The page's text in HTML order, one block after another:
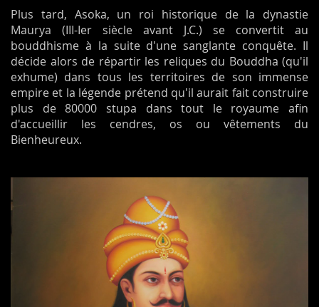
Plus tard, Asoka, un roi historique de la dynastie
Maurya (III-Ier siècle avant J.C.) se convertit au
bouddhisme à la suite d'une sanglante conquête. Il
décide alors de répartir les reliques du Bouddha (qu'il
exhume) dans tous les territoires de son immense
empire et la légende prétend qu'il aurait fait construire
plus de 80000 stupa dans tout le royaume afin
d'accueillir les cendres, os ou vêtements du
Bienheureux.